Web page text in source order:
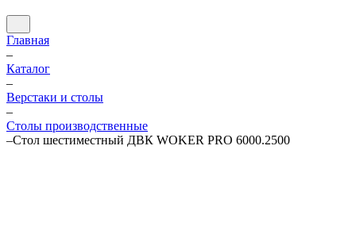
Главная
–
Каталог
–
Верстаки и столы
–
Столы производственные
–Стол шестиместный ДВК WOKER PRO 6000.2500